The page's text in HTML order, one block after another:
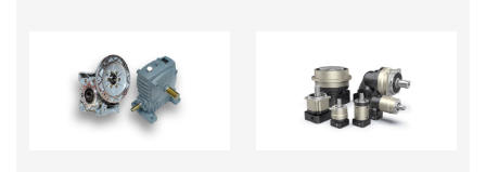
HỘP GIẢM TỐC TRỤC
VÍT BÁNH VÍT
HỘP GIẢM TỐC HÀNH
TINH